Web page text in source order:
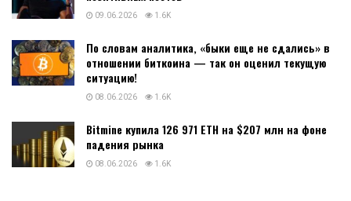
09.06.2026 1.6K
По словам аналитика, «быки еще не сдались» в
отношении биткоина — так он оценил текущую
ситуацию!
08.06.2026 1.6K
Bitmine купила 126 971 ETH на $207 млн на фоне
падения рынка
08.06.2026 1.6K